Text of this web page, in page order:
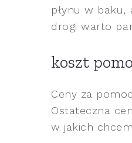
płynu w baku,
drogi warto
koszt
Ceny za
Ostateczna
w jakich